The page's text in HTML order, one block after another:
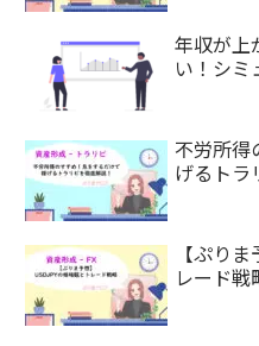
年収が上
い！シミ
不労所得
げるトラ
【ぷり
レード戦